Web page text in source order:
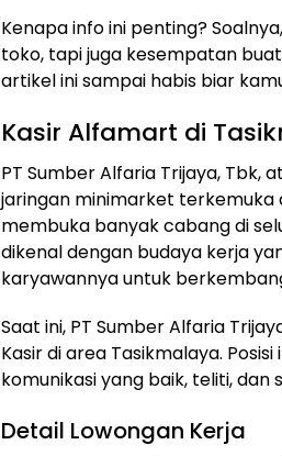
Kenapa info ini penting?
toko, tapi juga kesempatan
artikel ini sampai habis biar
Kasir Alfamart di
PT Sumber Alfaria Trijaya, Tbk,
jaringan minimarket terkemuka
membuka banyak cabang di
dikenal dengan budaya kerja
karyawannya untuk
Saat ini, PT Sumber Alfaria
Kasir di area Tasikmalaya.
komunikasi yang baik, teliti,
Detail Lowongan Kerja